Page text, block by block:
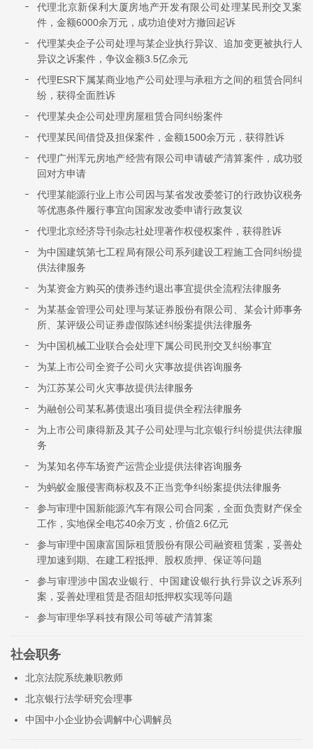
代理北京新保利大厦房地产开发有限公司处理某民刑交叉案
件，金额6000余万元，成功迫使对方撤回起诉
代理某央企子公司处理与某企业执行异议、追加变更被执行人
异议之诉案件，争议金额3.5亿余元
代理ESR下属某商业地产公司处理与承租方之间的租赁合同纠
纷，获得全面胜诉
代理某央企公司处理房屋租赁合同纠纷案件
代理某民间借贷及担保案件，金额1500余万元，获得胜诉
代理广州浑元房地产经营有限公司申请破产清算案件，成功驳
回对方申请
代理某能源行业上市公司因与某省发改委签订的行政协议税务
等优惠条件履行事宜向国家发改委申请行政复议
代理北京经济导刊杂志社处理著作权侵权案件，获得胜诉
为中国建筑第七工程局有限公司系列建设工程施工合同纠纷提
供法律服务
为某资金方购买的债券违约退出事宜提供全流程法律服务
为某基金管理公司处理与某证券股份有限公司、某会计师事务
所、某评级公司证券虚假陈述纠纷案提供法律服务
为中国机械工业联合会处理下属公司民刑交叉纠纷事宜
为某上市公司全资子公司火灾事故提供咨询服务
为江苏某公司火灾事故提供法律服务
为融创公司某私募债退出项目提供全程法律服务
为上市公司康得新及其子公司处理与北京银行纠纷提供法律服
务
为某知名停车场资产运营企业提供法律咨询服务
为蚂蚁金服侵害商标权及不正当竞争纠纷案提供法律服务
参与审理中国新能源汽车有限公司合同案，全面负责财产保全
工作，实地保全电芯40余万支，价值2.6亿元
参与审理中国康富国际租赁股份有限公司融资租赁案，妥善处
理加速到期、在建工程抵押、股权质押、保证等问题
参与审理涉中国农业银行、中国建设银行执行异议之诉系列
案，妥善处理租赁是否阻却抵押权实现等问题
参与审理华孚科技有限公司等破产清算案
社会职务
北京法院系统兼职教师
北京银行法学研究会理事
中国中小企业协会调解中心调解员